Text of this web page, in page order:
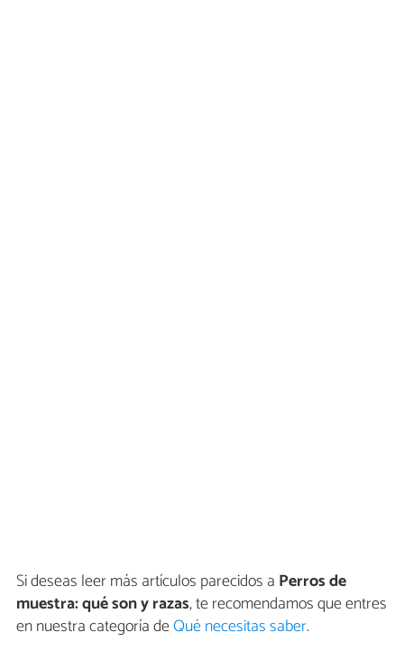
Si deseas leer más artículos parecidos a Perros de
muestra: qué son y razas, te recomendamos que entres
en nuestra categoría deQué necesitas saber.